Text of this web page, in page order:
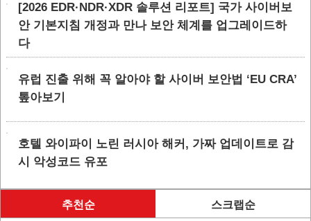
[2026 EDR·NDR·XDR 솔루션 리포트] 국가 사이버보
안 기본지침 개정과 만나 보안 체계를 업그레이드하
다
유럽 진출 위해 꼭 알아야 할 사이버 보안법 ‘EU CRA’
톺아보기
호텔 와이파이 노린 러시아 해커, 가짜 업데이트로 감
시 악성코드 유포
추천순 스크랩순